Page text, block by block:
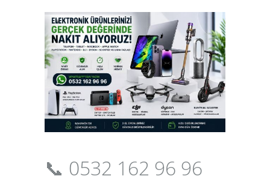
📞 0532 162 96 96